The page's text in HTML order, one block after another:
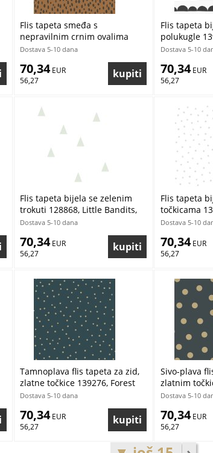
Flis tapeta smeđa s
nepravilnim crnim ovalima
139257, Forest Friends, Esta
Dostava 5-10 dana
70,34 EUR
56,27
Flis tapeta
polukugle
Friends, Esta
Dostava 5-10
70,34 EUR
56,27
Flis tapeta bijela se zelenim
trokuti 128868, Little Bandits,
Esta
Dostava 5-10 dana
70,34 EUR
56,27
Flis tapeta
točkicama
Bandits, Esta
Dostava 5-10
70,34 EUR
56,27
Tamnoplava flis tapeta za zid,
zlatne točkice 139276, Forest
Friends, Esta
Dostava 5-10 dana
70,34 EUR
56,27
Sivo-plava
zlatnim
Forest
Dostava 5-10
70,34 EUR
56,27